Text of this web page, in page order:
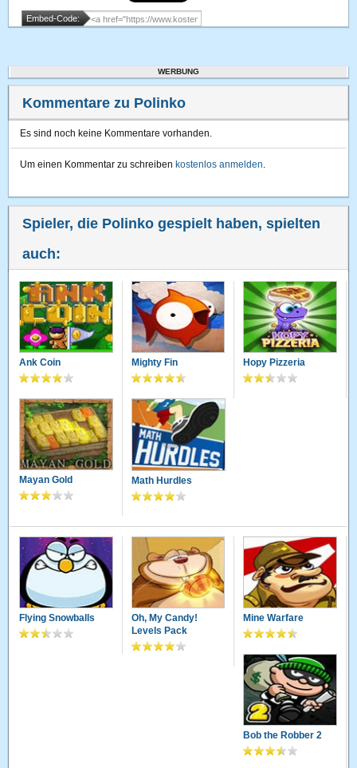
Embed-Code:
WERBUNG
Kommentare zu Polinko
Es sind noch keine Kommentare vorhanden.
Um einen Kommentar zu schreiben kostenlos anmelden.
Spieler, die Polinko gespielt haben, spielten
auch:
Ank Coin Mighty Fin Hopy Pizzeria
Mayan Gold Math Hurdles
Flying Snowballs
Oh, My Candy!
Levels Pack
Mine Warfare
Bob the Robber 2